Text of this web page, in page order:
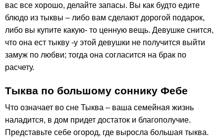
вас все хорошо, делайте запасы. Вы как будто едите
блюдо из тыквы – либо вам сделают дорогой подарок,
либо вы купите какую- то ценную вещь. Девушке снится,
что она ест тыкву -у этой девушки не получится выйти
замуж по любви; тогда она согласится на брак по
расчету.
Тыква по большому соннику Фебе
Что означает во сне Тыква – ваша семейная жизнь
наладится, в дом придет достаток и благополучие.
Представьте себе огород, где выросла большая тыква.